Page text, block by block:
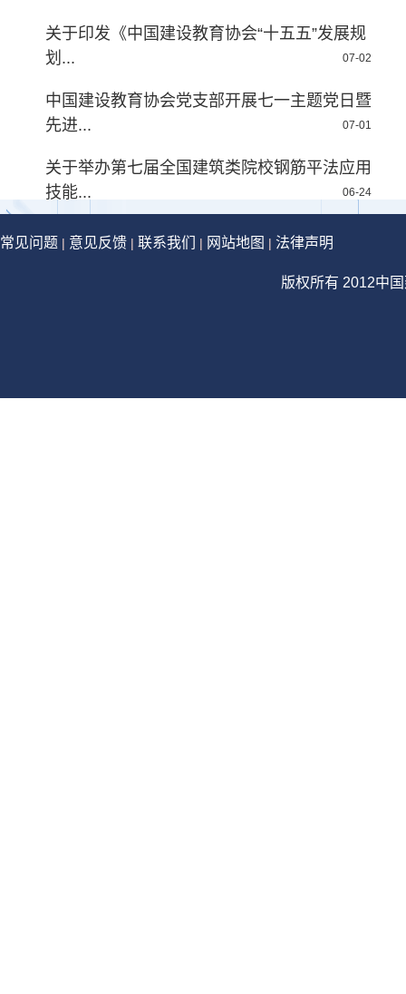
关于印发《中国建设教育协会“十五五”发展规
划...
07-02
中国建设教育协会党支部开展七一主题党日暨
先进...
07-01
关于举办第七届全国建筑类院校钢筋平法应用
技能...
06-24
常见问题 | 意见反馈 | 联系我们 | 网站地图 | 法律声明
版权所有 2012中